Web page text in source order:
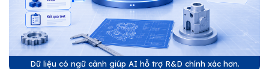
Dữ liệu có ngữ cảnh giúp AI hỗ trợ R&D chính xác hơn.